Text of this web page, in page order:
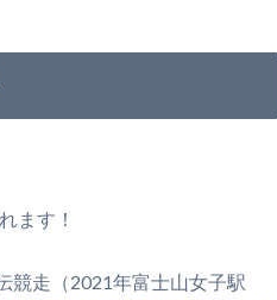
ます！
競走（2021年富士山女子駅